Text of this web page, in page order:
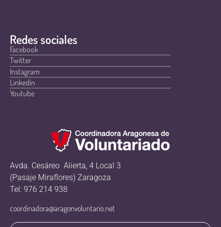
Redes sociales
Facebook
Twitter
Instagram
Linkedin
Youtube
Avda. Cesáreo Alierta, 4 Local 3
(Pasaje Miraflores) Zaragoza
Tel: 976 214 938
coordinadora@aragonvoluntario.net